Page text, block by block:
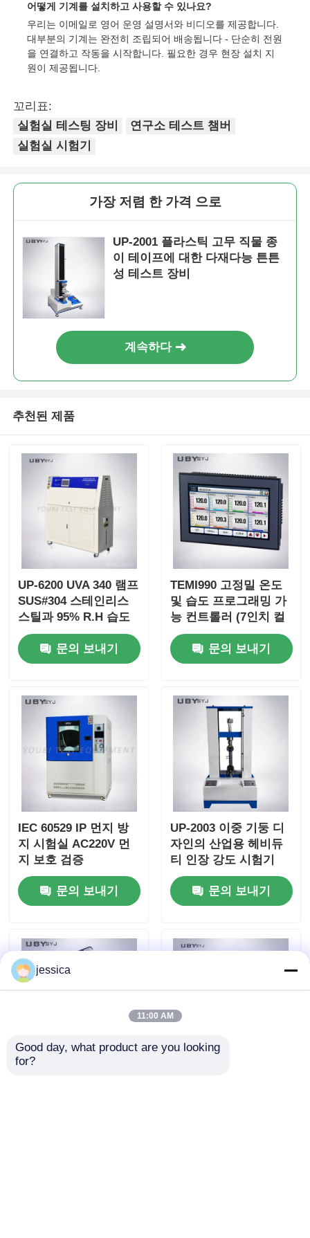
어떻게 기계를 설치하고 사용할 수 있나요?
우리는 이메일로 영어 운영 설명서와 비디오를 제공합니다.
대부분의 기계는 완전히 조립되어 배송됩니다 - 단순히 전원
을 연결하고 작동을 시작합니다. 필요한 경우 현장 설치 지
원이 제공됩니다.
꼬리표:
실험실 테스팅 장비
연구소 테스트 챔버
실험실 시험기
가장 저렴 한 가격 으로
UP-2001 플라스틱 고무 직물 종
이 테이프에 대한 다재다능 튼튼
성 테스트 장비
계속하다
추천된 제품
UP-6200 UVA 340 램프
SUS#304 스테인리스
스틸과 95% R.H 습도
범위 태양 시뮬레이션
시스템 문의 보내기
TEMI990 고정밀 온도
및 습도 프로그래밍 가
능 컨트롤러 (7인치 컬
러 TFT 터치스크린 및
3채널 PT100 입력,
±0.2°C 정확도)
문의 보내기
IEC 60529 IP 먼지 방
지 시험실 AC220V 먼
지 보호 검증
문의 보내기
UP-2003 이중 기둥 디
자인의 산업용 헤비듀
티 인장 강도 시험기
문의 보내기
jessica
11:00 AM
Good day, what product are you looking
for?